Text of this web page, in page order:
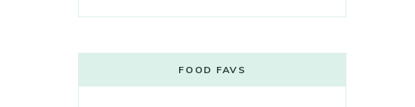
b
t
g
l
t
a
e
o
l
FOOD FAVS